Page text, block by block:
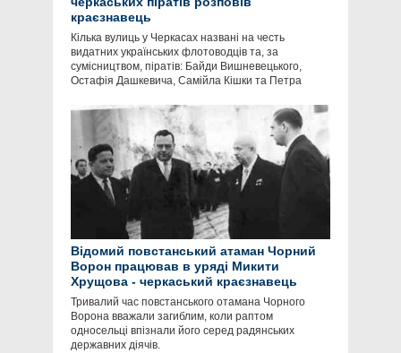
краєзнавець
Кілька вулиць у Черкасах названі на честь
видатних українських флотоводців та, за
сумісництвом, піратів: Байди Вишневецького,
Остафія Дашкевича, Самійла Кішки та Петра
Відомий повстанський атаман Чорний
Ворон працював в уряді Микити
Хрущова - черкаський краєзнавець
Тривалий час повстанського отамана Чорного
Ворона вважали загиблим, коли раптом
односельці впізнали його серед радянських
державних діячів.